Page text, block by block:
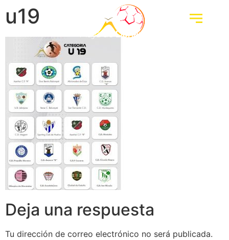
u19
Deja una respuesta
Tu dirección de correo electrónico no será publicada.